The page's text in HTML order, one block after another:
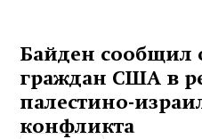
Байден сообщил
граждан США в
палестино-
конфликта